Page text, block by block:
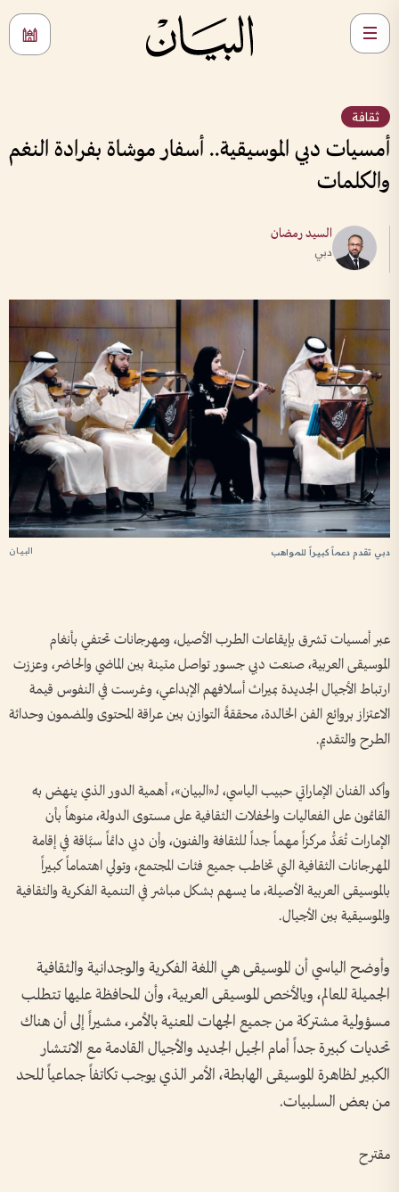
ثقافة
أمسيات دبي الموسيقية.. أسفار موشاة بفرادة النغم
والكلمات
السيد رمضان
دبي
البيان دبي تقدم دعماً كبيراً للمواهب
عبر أمسيات تشرق بإيقاعات الطرب الأصيل، ومهرجانات تحتفي بأنغام
الموسيقى العربية، صنعت دبي جسور تواصل متينة بين الماضي والحاضر، وعززت
ارتباط الأجيال الجديدة بميراث أسلافهم الإبداعي، وغرست في النفوس قيمة
الاعتزاز بروائع الفن الخالدة، محققةً التوازن بين عراقة المحتوى والمضمون وحداثة
الطرح والتقديم.
وأكد الفنان الإماراتي حبيب الياسي، لـ«البيان»، أهمية الدور الذي ينهض به
القائمون على الفعاليات والحفلات الثقافية على مستوى الدولة، منوهاً بأن
الإمارات تُعَدُّ مركزاً مهماً جداً للثقافة والفنون، وأن دبي دائماً سبَّاقة في إقامة
المهرجانات الثقافية التي تخاطب جميع فئات المجتمع، وتولي اهتماماً كبيراً
بالموسيقى العربية الأصيلة، ما يسهم بشكل مباشر في التنمية الفكرية والثقافية
والموسيقية بين الأجيال.
وأوضح الياسي أن الموسيقى هي اللغة الفكرية والوجدانية والثقافية
الجميلة للعالم، وبالأخص الموسيقى العربية، وأن المحافظة عليها تتطلب
مسؤولية مشتركة من جميع الجهات المعنية بالأمر، مشيراً إلى أن هناك
تحديات كبيرة جداً أمام الجيل الجديد والأجيال القادمة مع الانتشار
الكبير لظاهرة الموسيقى الهابطة، الأمر الذي يوجب تكاتفاً جماعياً للحد
من بعض السلبيات.
مقترح